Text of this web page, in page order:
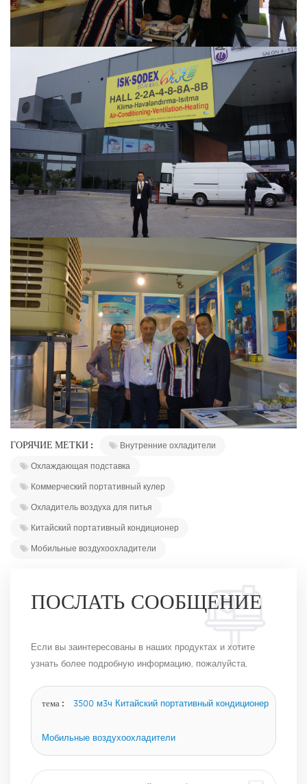
ГОРЯЧИЕ МЕТКИ :
Внутренние охладители
Охлаждающая подставка
Коммерческий портативный кулер
Охладитель воздуха для питья
Китайский портативный кондиционер
Мобильные воздухоохладители
ПОСЛАТЬ СООБЩЕНИЕ
Если вы заинтересованы в наших продуктах и ​​хотите
узнать более подробную информацию, пожалуйста,
только сможем.
тема : 3500 м3ч Китайский портативный кондиционер
Мобильные воздухоохладители